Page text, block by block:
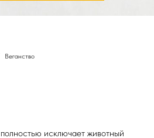
Веганство
полностью исключает животный